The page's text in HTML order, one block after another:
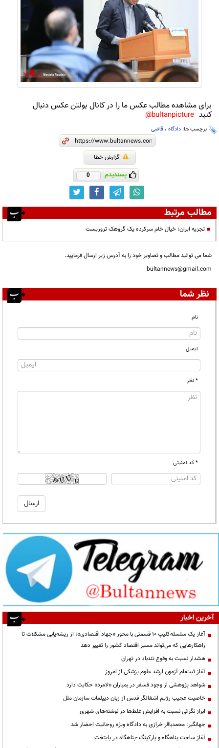
برای مشاهده مطالب عکس ما را در کانال بولتن عکس دنبال
کنید bultanpicture@
برچسب ها: دادگاه ، قاضی
گزارش خطا
پسندیدم 0
مطالب مرتبط
تجزیه ایران؛ خیال خام سرکرده یک گروهک تروریست
شما می توانید مطالب و تصاویر خود را به آدرس زیر ارسال فرمایید.
bultannews@gmail.com
نظر شما
نام
ایمیل
* نظر
* کد امنیتی
آخرین اخبار
آغاز یک سلسله‌کلیپ ۱۰ قسمتی با محور «جهاد اقتصادی»؛ از ریشه‌یابی مشکلات تا
راهکارهایی که می‌تواند مسیر اقتصاد کشور را تغییر دهد
هشدار نسبت به وقوع تندباد در تهران
آغاز ثبت‌نام آزمون ارشد علوم پزشکی از امروز
شواهد پژوهشی از وجود فسفر در بمباران «لامرد» حکایت دارد
خاصیت عجیب رژیم اشغالگر قدس از زبان دیپلمات سازمان ملل
ابراز نگرانی نسبت به افزایش غلط‌ها در نوشته‌های شهری
جهانگیر: محمدباقر خرازی به دادگاه ویژه روحانیت احضار شد
آغاز ساخت پناهگاه و پارکینگ -پناهگاه در پایتخت